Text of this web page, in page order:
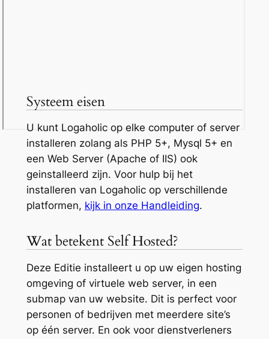
Systeem eisen
U kunt Logaholic op elke computer of server
installeren zolang als PHP 5+, Mysql 5+ en
een Web Server (Apache of IIS) ook
geinstalleerd zijn. Voor hulp bij het
installeren van Logaholic op verschillende
platformen, kijk in onze Handleiding.
Wat betekent Self Hosted?
Deze Editie installeert u op uw eigen hosting
omgeving of virtuele web server, in een
submap van uw website. Dit is perfect voor
personen of bedrijven met meerdere site’s
op één server. En ook voor dienstverleners